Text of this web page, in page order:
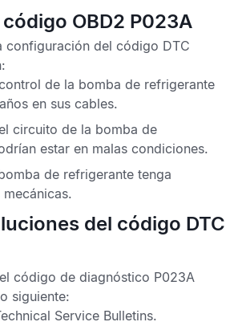
OBD2 P023A
configuración del código DTC
de la bomba de refrigerante
en sus cables.
circuito de la bomba de
estar en malas condiciones.
de refrigerante tenga
del código DTC
código de diagnóstico P023A
siguiente:
Service Bulletins.